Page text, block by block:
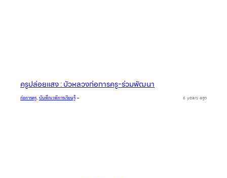
ครูปล่อยแสง : บัวหลวงก่อการครู-ร่วมพัฒนา
ก่อการครู, บันทึกเวทีการเรียนรู้– 6 years ago